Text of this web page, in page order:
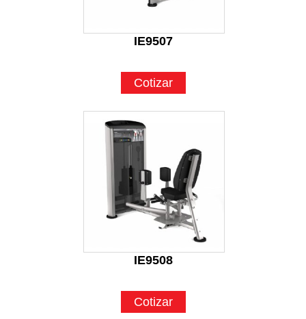
IE9507
Cotizar
IE9508
Cotizar